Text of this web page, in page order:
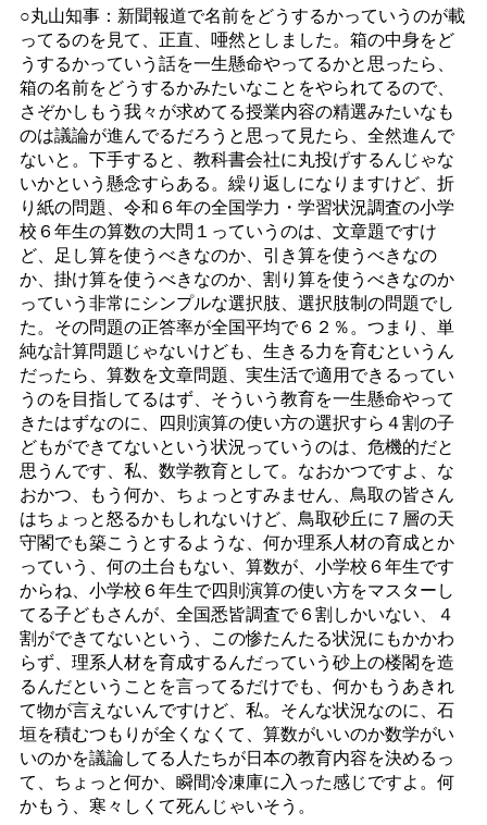
○丸山知事：新聞報道で名前をどうするかっていうのが載
ってるのを見て、正直、唖然としました。箱の中身をど
うするかっていう話を一生懸命やってるかと思ったら、
箱の名前をどうするかみたいなことをやられてるので、
さぞかしもう我々が求めてる授業内容の精選みたいなも
のは議論が進んでるだろうと思って見たら、全然進んで
ないと。下手すると、教科書会社に丸投げするんじゃな
いかという懸念すらある。繰り返しになりますけど、折
り紙の問題、令和６年の全国学力・学習状況調査の小学
校６年生の算数の大問１っていうのは、文章題ですけ
ど、足し算を使うべきなのか、引き算を使うべきなの
か、掛け算を使うべきなのか、割り算を使うべきなのか
っていう非常にシンプルな選択肢、選択肢制の問題でし
た。その問題の正答率が全国平均で６２％。つまり、単
純な計算問題じゃないけども、生きる力を育むというん
だったら、算数を文章問題、実生活で適用できるってい
うのを目指してるはず、そういう教育を一生懸命やって
きたはずなのに、四則演算の使い方の選択すら４割の子
どもができてないという状況っていうのは、危機的だと
思うんです、私、数学教育として。なおかつですよ、な
おかつ、もう何か、ちょっとすみません、鳥取の皆さん
はちょっと怒るかもしれないけど、鳥取砂丘に７層の天
守閣でも築こうとするような、何か理系人材の育成とか
っていう、何の土台もない、算数が、小学校６年生です
からね、小学校６年生で四則演算の使い方をマスターし
てる子どもさんが、全国悉皆調査で６割しかいない、４
割ができてないという、この惨たんたる状況にもかかわ
らず、理系人材を育成するんだっていう砂上の楼閣を造
るんだということを言ってるだけでも、何かもうあきれ
て物が言えないんですけど、私。そんな状況なのに、石
垣を積むつもりが全くなくて、算数がいいのか数学がい
いのかを議論してる人たちが日本の教育内容を決めるっ
て、ちょっと何か、瞬間冷凍庫に入った感じですよ。何
かもう、寒々しくて死んじゃいそう。